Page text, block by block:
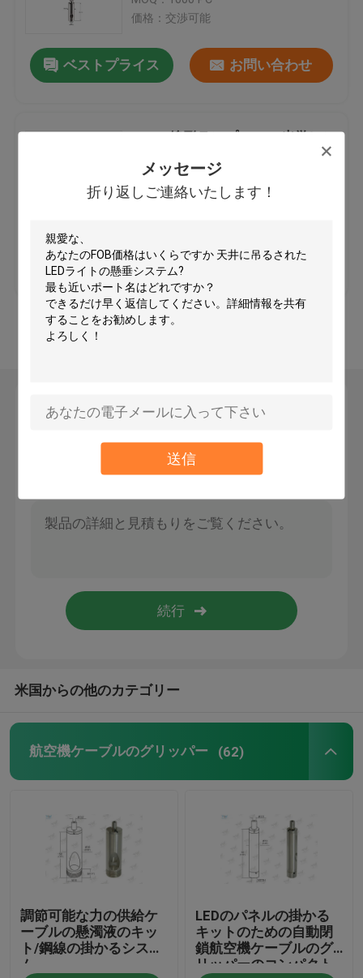
メッセージ
折り返しご連絡いたします！
送信
ケーブルの掛かるシステム
芸術の掛かるシステム
軽い掛かるキット
ワイヤー懸濁液のキット
ケーブルの懸濁液のキット
ケーブルの表示部品
ワイヤー ロープの吊り鎖
価格：交渉可能
ベストプライス お問い合わせ
LEDの線形ランプの270°光学レン
ズYW86471のために掛かる一致
の自己のグリップ ワイヤー
MOQ：1000 PC
ベストプライス お問い合わせ
メッセージ
米国からの他のカテゴリー
航空機ケーブルのグリッパー (62)
調節可能な力の供給ケ
ーブルの懸濁液のキッ
ト/鋼線の掛かるシステ
ム
LEDのパネルの掛かる
キットのための自動閉
鎖航空機ケーブルのグ
リッパーのコンパクト